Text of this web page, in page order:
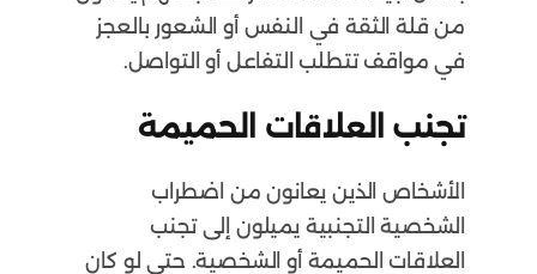
من قلة الثقة في النفس أو الشعور بالعجز
في مواقف تتطلب التفاعل أو التواصل.
تجنب العلاقات الحميمة
الأشخاص الذين يعانون من اضطراب
الشخصية التجنبية يميلون إلى تجنب
العلاقات الحميمة أو الشخصية. حتى لو كان